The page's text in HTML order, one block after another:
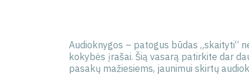
Audioknygos – patogus būdas „skaityti“
kokybės įrašai. Šią vasarą patirkite dar
pasakų mažiesiems, jaunimui skirtų